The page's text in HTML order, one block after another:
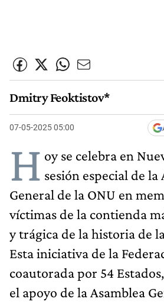
Dmitry Feoktistov*
07-05-2025 05:00
H oy se celebra en
sesión especial de la
General de la ONU en
víctimas de la contienda
y trágica de la historia de
Esta iniciativa de la
coautorada por 54
el apoyo de la Asamblea